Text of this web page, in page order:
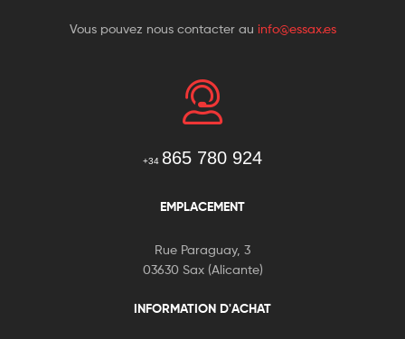
Vous pouvez nous contacter au info@essax.es
+34 865 780 924
EMPLACEMENT
Rue Paraguay, 3
03630 Sax (Alicante)
INFORMATION D'ACHAT